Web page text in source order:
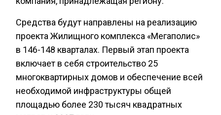
Средства будут направлены на реализацию
проекта Жилищного комплекса «Мегаполис»
в 146-148 кварталах. Первый этап проекта
включает в себя строительство 25
многоквартирных домов и обеспечение всей
необходимой инфраструктуры общей
площадью более 230 тысяч квадратных